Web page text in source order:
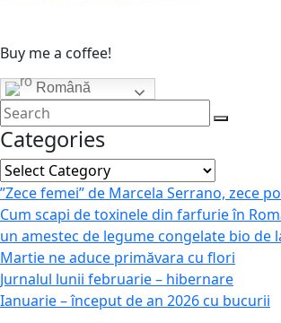
Buy me a coffee!
Română
Categories
Categories
”Zece femei” de Marcela Serrano, zece
Cum scapi de toxinele din farfurie în
un amestec de legume congelate bio de
Martie ne aduce primăvara cu flori
Jurnalul lunii februarie – hibernare
Ianuarie – început de an 2026 cu bucurii